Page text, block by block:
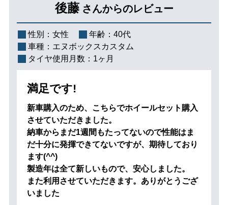
後藤 さんからのレビュー
性別： 女性 年齢： 40代
車種： エヌボックスカスタム
タイヤ使用月数： 1ヶ月
満足です!
新車購入のため、こちらでホイールセット購入
させていただきました。
納車からまだ1週間もたってないので性能はま
だ十分に発揮できてないですが、期待しており
ます(^^)
製造年は全て新しいもので、安心しました。
また利用させていただきます。ありがとうござ
いました